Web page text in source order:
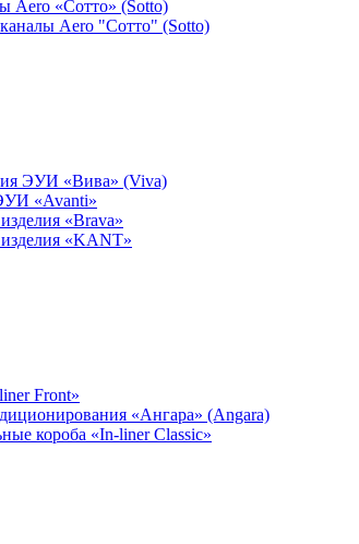
Aero «Сотто» (Sotto)
Aero "Сотто" (Sotto)
ЭУИ «Вива» (Viva)
«Avanti»
«Brava»
«KANT»
Front»
«Ангара» (Angara)
короба «In-liner Classic»